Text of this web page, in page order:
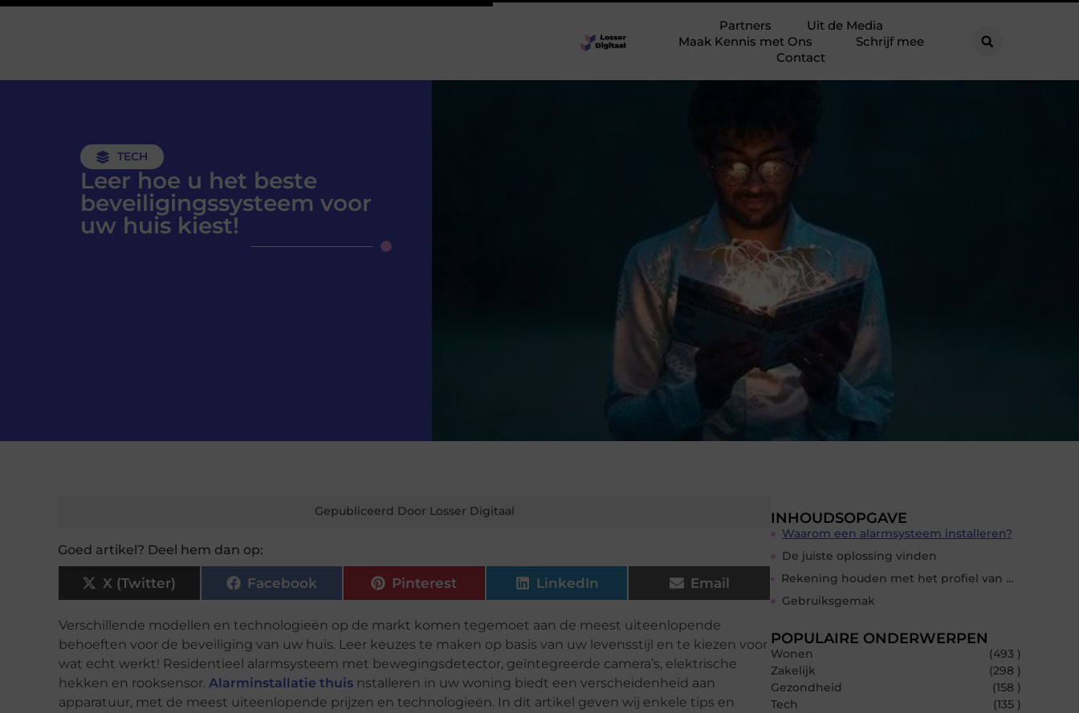
Partners
Uit de Media
Maak Kennis met Ons
Schrijf mee
Contact
TECH
Leer hoe u het beste
beveiligingssysteem voor
uw huis kiest!
Gepubliceerd Door Losser Digitaal
Goed artikel? Deel hem dan op:
X (Twitter) Facebook Pinterest LinkedIn Email
Verschillende modellen en technologieën op de markt komen tegemoet aan de meest uiteenlopende
behoeften voor de beveiliging van uw huis. Leer keuzes te maken op basis van uw levensstijl en te kiezen voor
wat echt werkt! Residentieel alarmsysteem met bewegingsdetector, geïntegreerde camera’s, elektrische
hekken en rooksensor. Alarminstallatie thuis nstalleren in uw woning biedt een verscheidenheid aan
apparatuur, met de meest uiteenlopende prijzen en technologieën. In dit artikel geven wij enkele tips en
INHOUDSOPGAVE
Waarom een alarmsysteem installeren?
De juiste oplossing vinden
Rekening houden met het profiel van de bewoners
Gebruiksgemak
POPULAIRE ONDERWERPEN
Wonen
(493 )
Zakelijk
(298 )
Gezondheid
(158 )
Tech
(135 )